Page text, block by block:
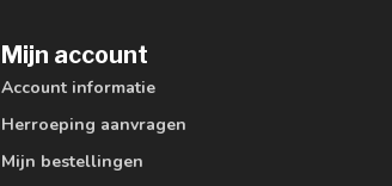
Mijn account
Account informatie
Herroeping aanvragen
Mijn bestellingen